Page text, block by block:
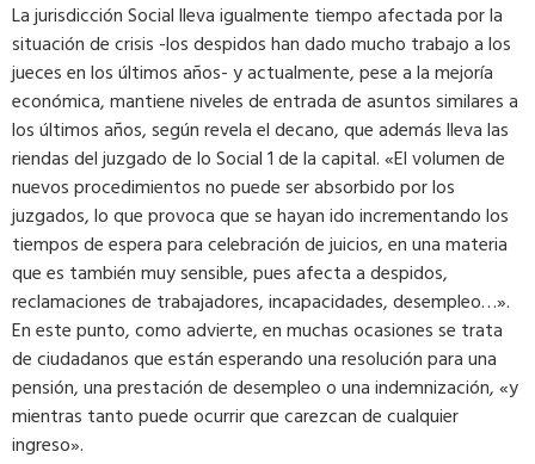
La jurisdicción Social lleva igualmente tiempo afectada por la
situación de crisis -los despidos han dado mucho trabajo a los
jueces en los últimos años- y actualmente, pese a la mejoría
económica, mantiene niveles de entrada de asuntos similares a
los últimos años, según revela el decano, que además lleva las
riendas del juzgado de lo Social 1 de la capital. «El volumen de
nuevos procedimientos no puede ser absorbido por los
juzgados, lo que provoca que se hayan ido incrementando los
tiempos de espera para celebración de juicios, en una materia
que es también muy sensible, pues afecta a despidos,
reclamaciones de trabajadores, incapacidades, desempleo…».
En este punto, como advierte, en muchas ocasiones se trata
de ciudadanos que están esperando una resolución para una
pensión, una prestación de desempleo o una indemnización, «y
mientras tanto puede ocurrir que carezcan de cualquier
ingreso».